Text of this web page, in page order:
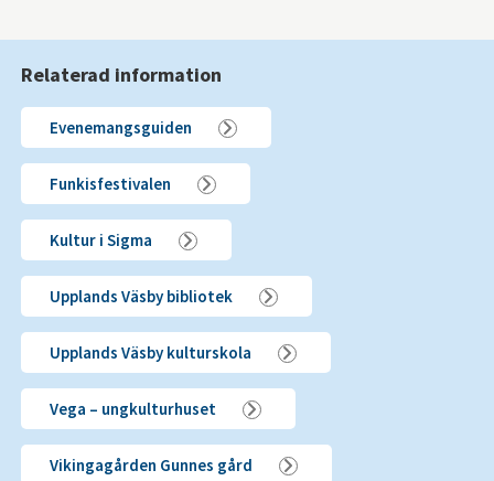
Relaterad information
Evenemangsguiden
Funkisfestivalen
Kultur i Sigma
Upplands Väsby bibliotek
Upplands Väsby kulturskola
Vega – ungkulturhuset
Vikingagården Gunnes gård